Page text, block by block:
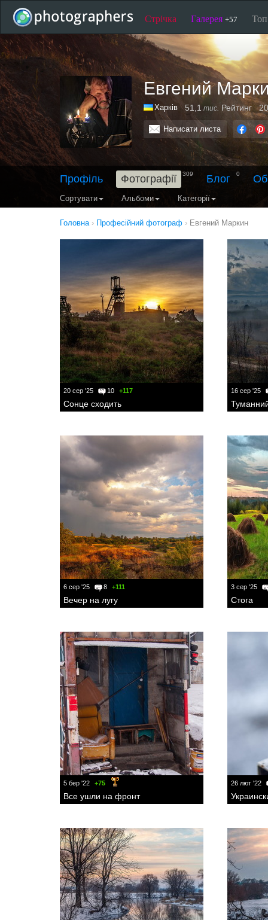
Стрічка Галерея +57
Евгений
Харків 51,1 тис. Рейтинг
Написати листа
Профіль Фотографії 309 Блог 0
Сортувати Альбоми Категорії
Головна› Професійний фотограф › Евгений Маркин
20 сер '25 10 +117
Сонце сходить
16 сер '25
6 сер '25 8 +111
Вечер на лугу
3 сер '25
Стога
5 бер '22 +75
Все ушли на фронт
26 лют '22